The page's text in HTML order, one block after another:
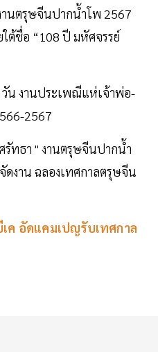
านตรุษจีนปากน้ำโพ 2567
ใต้ชื่อ “108 ปี มหัศจรรย์
น งานประเพณีแห่เจ้าพ่อ-
2567
ทธา " งานตรุษจีนปากน้ำ
ดงาน ฉลองเทศกาลตรุษจีน
เค อัดแคมเปญรับเทศกาล